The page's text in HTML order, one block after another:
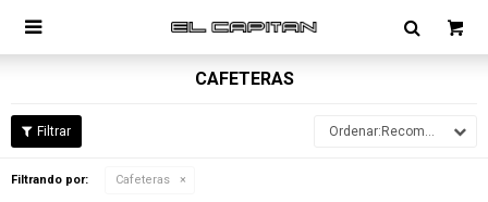

CAFETERAS
Recomendados
Filtrando por: Cafeteras